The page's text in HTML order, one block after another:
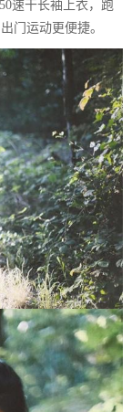
速干长袖上衣，跑
门运动更便捷。